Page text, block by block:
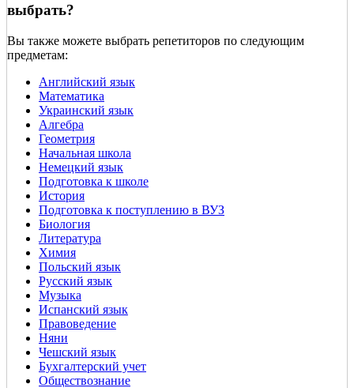
выбрать?
Вы также можете выбрать репетиторов по следующим
предметам:
Английский язык
Математика
Украинский язык
Алгебра
Геометрия
Начальная школа
Немецкий язык
Подготовка к школе
История
Подготовка к поступлению в ВУЗ
Биология
Литература
Химия
Польский язык
Русский язык
Музыка
Испанский язык
Правоведение
Няни
Чешский язык
Бухгалтерский учет
Обществознание